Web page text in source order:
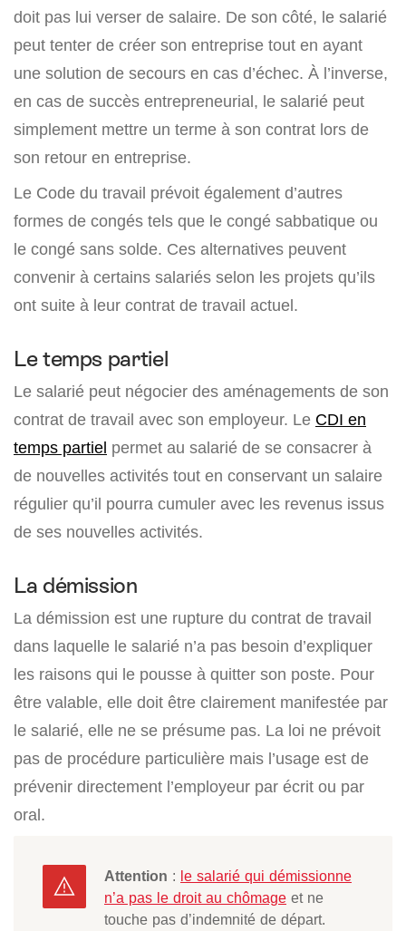
doit pas lui verser de salaire. De son côté, le salarié
peut tenter de créer son entreprise tout en ayant
une solution de secours en cas d’échec. À l’inverse,
en cas de succès entrepreneurial, le salarié peut
simplement mettre un terme à son contrat lors de
son retour en entreprise.
Le Code du travail prévoit également d’autres
formes de congés tels que le congé sabbatique ou
le congé sans solde. Ces alternatives peuvent
convenir à certains salariés selon les projets qu’ils
ont suite à leur contrat de travail actuel.
Le temps partiel
Le salarié peut négocier des aménagements de son
contrat de travail avec son employeur. Le CDI en
temps partiel permet au salarié de se consacrer à
de nouvelles activités tout en conservant un salaire
régulier qu’il pourra cumuler avec les revenus issus
de ses nouvelles activités.
La démission
La démission est une rupture du contrat de travail
dans laquelle le salarié n’a pas besoin d’expliquer
les raisons qui le pousse à quitter son poste. Pour
être valable, elle doit être clairement manifestée par
le salarié, elle ne se présume pas. La loi ne prévoit
pas de procédure particulière mais l’usage est de
prévenir directement l’employeur par écrit ou par
oral.
Attention : le salarié qui démissionne
n’a pas le droit au chômage et ne
touche pas d’indemnité de départ.